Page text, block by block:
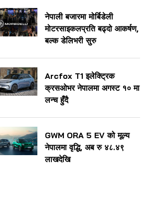
नेपाली बजारमा मोर्बिडेली
मोटरसाइकलप्रति बढ्दो आकर्षण,
बल्क डेलिभरी सुरु
Arcfox T1 इलेक्ट्रिक
क्रसओभर नेपालमा अगस्ट १० मा
लन्च हुँदै
GWM ORA 5 EV को मूल्य
नेपालमा वृद्धि, अब रु ४८.४९
लाखदेखि